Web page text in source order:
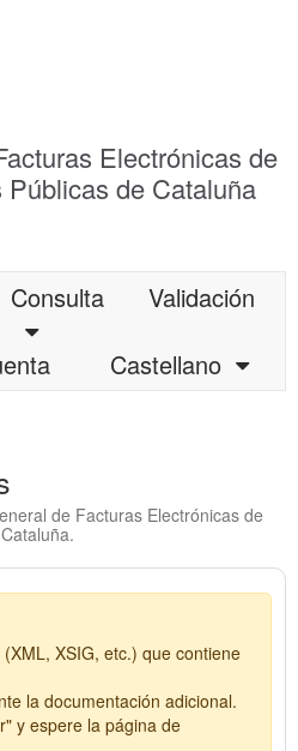
Electrónicas de
de Cataluña
Consulta
Validación
Castellano
de Facturas Electrónicas de
XSIG, etc.) que contiene
la documentación adicional.
y espere la página de